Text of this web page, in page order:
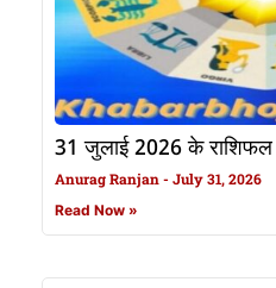
31 जुलाई 2026 के राशिफल
Anurag Ranjan July 31, 2026
Read Now »